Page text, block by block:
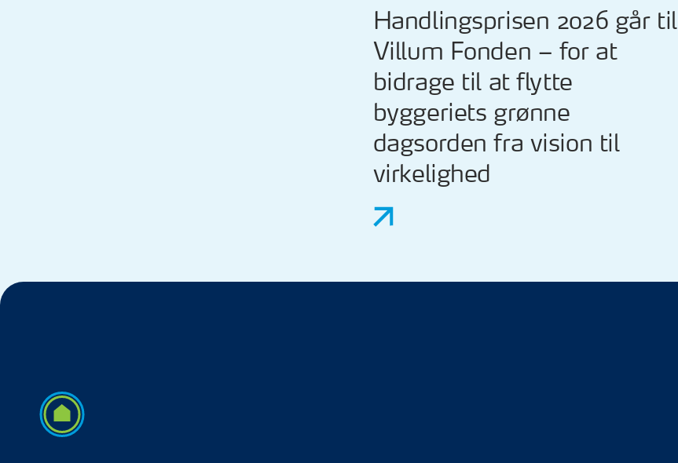
Handlingsprisen 2026 går til
Villum Fonden – for at
bidrage til at flytte
byggeriets grønne
dagsorden fra vision til
virkelighed